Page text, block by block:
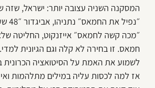
המסקנה השניה עצובה יותר: ישראל, שזה
״מכה קשה לחמאס״ אייזנקוט, החליטה
חמאס. זו בחירה לא קלה וגם הגיונית למדי.
לשמוע את האמת על הסיטואציה הכרונית
אז למה לכסות עליה במילים מתלהמות ואי